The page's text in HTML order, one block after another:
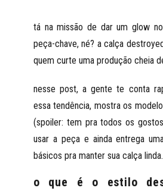
tá na missão de dar um glow
peça-chave, né? a calça
quem curte uma produção cheia
nesse post, a gente te conta
essa tendência, mostra os
(spoiler: tem pra todos os
usar a peça e ainda entrega
básicos pra manter sua calça
o que é o estilo